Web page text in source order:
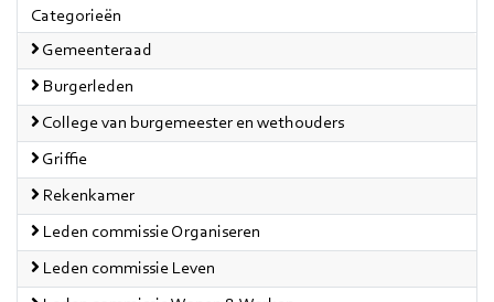
Categorieën
Gemeenteraad
Burgerleden
College van burgemeester en wethouders
Griffie
Rekenkamer
Leden commissie Organiseren
Leden commissie Leven